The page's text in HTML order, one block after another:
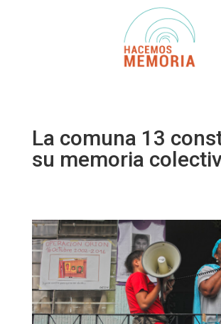
La comuna 13
su memoria